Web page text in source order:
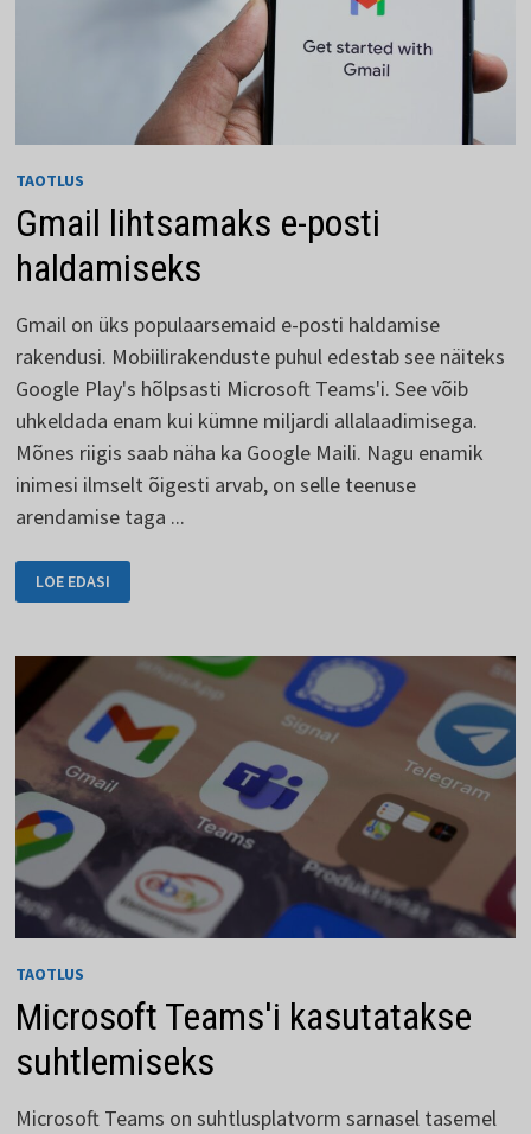
TAOTLUS
Gmail lihtsamaks e-posti
haldamiseks
Gmail on üks populaarsemaid e-posti haldamise
rakendusi. Mobiilirakenduste puhul edestab see näiteks
Google Play's hõlpsasti Microsoft Teams'i. See võib
uhkeldada enam kui kümne miljardi allalaadimisega.
Mõnes riigis saab näha ka Google Maili. Nagu enamik
inimesi ilmselt õigesti arvab, on selle teenuse
arendamise taga ...
GMAIL
LIHTSAMAKS
E-
LOE EDASI
TAOTLUS
Microsoft Teams'i kasutatakse
suhtlemiseks
Microsoft Teams on suhtlusplatvorm sarnasel tasemel